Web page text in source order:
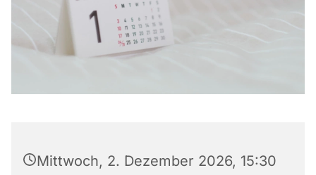
Mittwoch, 2. Dezember 2026, 15:30